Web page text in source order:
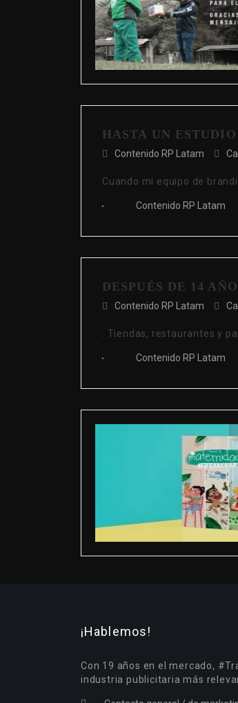
HASTA UN
Contenido RP Latam
Cuando mi equipo de
Contenido RP Latam
DESPUÉS DE 14
Contenido RP Latam
. Tiendas, restaurantes y
Contenido RP Latam
¡Hablemos!
Con 19 años en el mercado,
industria publicitaria más